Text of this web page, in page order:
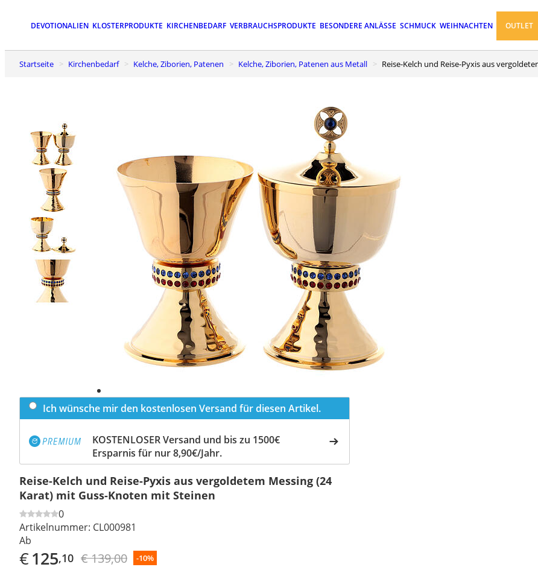
DEVOTIONALIEN KLOSTERPRODUKTE KIRCHENBEDARF VERBRAUCHSPRODUKTE BESONDERE ANLÄSSE SCHMUCK WEIHNACHTEN OUTLET
Startseite Kirchenbedarf Kelche, Ziborien, Patenen Kelche, Ziborien, Patenen aus Metall Reise-Kelch und Reise-Pyxis aus
Ich wünsche mir den kostenlosen Versand für diesen Artikel.
KOSTENLOSER Versand und bis zu 1500€
Ersparnis für nur 8,90€/Jahr.
Reise-Kelch und Reise-Pyxis aus vergoldetem Messing (24
Karat) mit Guss-Knoten mit Steinen
0
Artikelnummer: CL000981
Ab
€125,10 € 139,00 -10%